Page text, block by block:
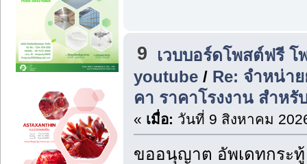
9
เวบบอร์ดโพสต์ฟรี โ
youtube/ Re: จำหน่า
คา ราคาโรงงาน สำห
« เมื่อ: วันที่ 9 สิงหาคม
ขออนุญาต อัพเดทกระทู้